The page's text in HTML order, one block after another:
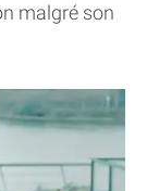
malgré son